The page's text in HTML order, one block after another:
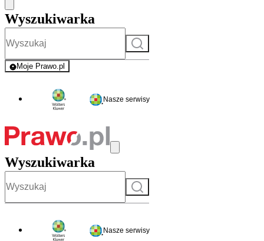
Wyszukiwarka
Szukaj
Moje Prawo.pl
- rejestracja i logowanie do serwisu
Nasze serwisy
Wyszukiwarka
Szukaj
Nasze serwisy